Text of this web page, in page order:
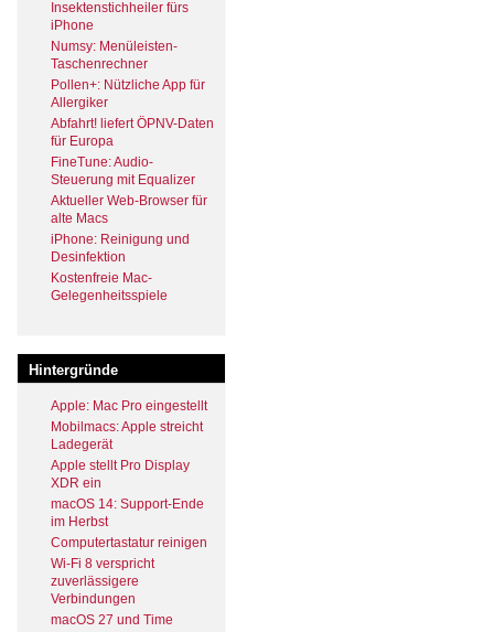
Insektenstichheiler fürs
iPhone
Numsy: Menüleisten-
Taschenrechner
Pollen+: Nützliche App für
Allergiker
Abfahrt! liefert ÖPNV-Daten
für Europa
FineTune: Audio-
Steuerung mit Equalizer
Aktueller Web-Browser für
alte Macs
iPhone: Reinigung und
Desinfektion
Kostenfreie Mac-
Gelegenheitsspiele
Hintergründe
Apple: Mac Pro eingestellt
Mobilmacs: Apple streicht
Ladegerät
Apple stellt Pro Display
XDR ein
macOS 14: Support-Ende
im Herbst
Computertastatur reinigen
Wi-Fi 8 verspricht
zuverlässigere
Verbindungen
macOS 27 und Time